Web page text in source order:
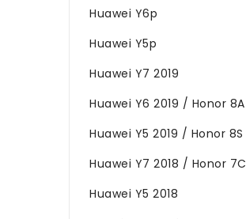
Huawei Y6p
Huawei Y5p
Huawei Y7 2019
Huawei Y6 2019 / Honor 8A
Huawei Y5 2019 / Honor 8S
Huawei Y7 2018 / Honor 7C
Huawei Y5 2018